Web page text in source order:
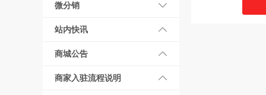
微分销
站内快讯
商城公告
商家入驻流程说明